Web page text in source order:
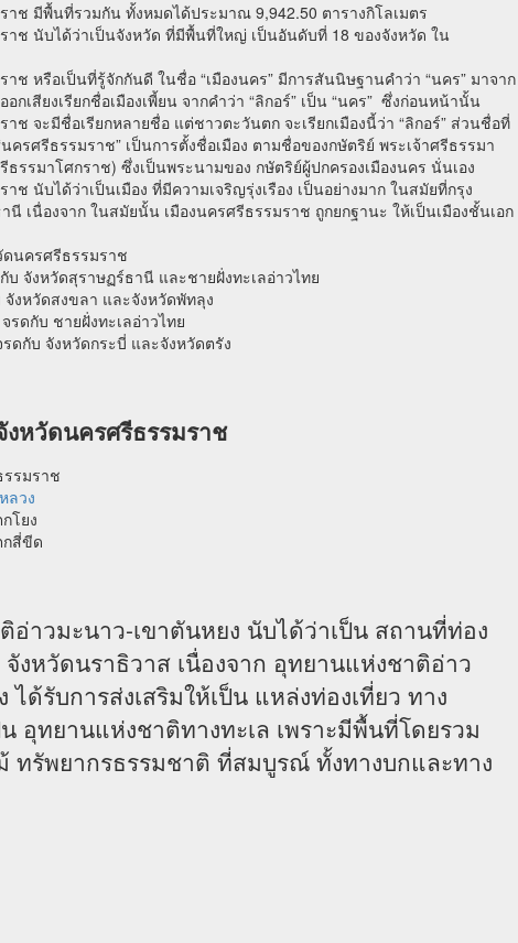
าช มีพื้นที่รวมกัน ทั้งหมดได้ประมาณ 9,942.50 ตารางกิโลเมตร
าช นับได้ว่าเป็นจังหวัด ที่มีพื้นที่ใหญ่ เป็นอันดับที่ 18 ของจังหวัด ใน
ช หรือเป็นที่รู้จักกันดี ในชื่อ “เมืองนคร” มีการสันนิษฐานคำว่า “นคร” มาจาก
อกเสียงเรียกชื่อเมืองเพี้ยน จากคำว่า “ลิกอร์” เป็น “นคร” ซึ่งก่อนหน้านั้น
ช จะมีชื่อเรียกหลายชื่อ แต่ชาวตะวันตก จะเรียกเมืองนี้ว่า “ลิกอร์” ส่วนชื่อที่
ครศรีธรรมราช” เป็นการตั้งชื่อเมือง ตามชื่อของกษัตริย์ พระเจ้าศรีธรรมา
ธรรมาโศกราช) ซึ่งเป็นพระนามของ กษัตริย์ผู้ปกครองเมืองนคร นั่นเอง
ช นับได้ว่าเป็นเมือง ที่มีความเจริญรุ่งเรือง เป็นอย่างมาก ในสมัยที่กรุง
นี เนื่องจาก ในสมัยนั้น เมืองนครศรีธรรมราช ถูกยกฐานะ ให้เป็นเมืองชั้นเอก
นครศรีธรรมราช
บ จังหวัดสุราษฏร์ธานี และชายฝั่งทะเลอ่าวไทย
งหวัดสงขลา และจังหวัดพัทลุง
รดกับ ชายฝั่งทะเลอ่าวไทย
ดกับ จังหวัดกระบี่ และจังหวัดตรัง
หวัดนครศรีธรรมราช
รรมราช
ลวง
โยง
สี่ขีด
าวมะนาว-เขาตันหยง นับได้ว่าเป็น สถานที่ท่อง
งหวัดนราธิวาส เนื่องจาก อุทยานแห่งชาติอ่าว
ได้รับการส่งเสริมให้เป็น แหล่งท่องเที่ยว ทาง
อุทยานแห่งชาติทางทะเล เพราะมีพื้นที่โดยรวม
ทรัพยากรธรรมชาติ ที่สมบูรณ์ ทั้งทางบกและทาง